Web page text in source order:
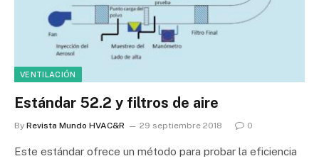
VENTILACIÓN
Estándar 52.2 y filtros de aire
By Revista Mundo HVAC&R 29 septiembre 2018 0
Este estándar ofrece un método para probar la eficiencia